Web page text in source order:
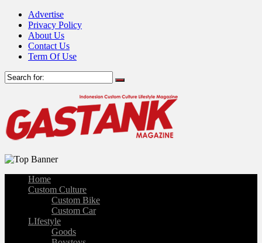
Advertise
Privacy Policy
About Us
Contact Us
Term Of Use
Home
Custom Culture
Custom Bike
Custom Car
LIfestyle
Goods